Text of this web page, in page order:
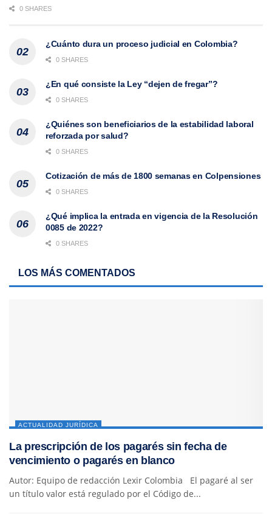
0 SHARES
¿Cuánto dura un proceso judicial en Colombia?
0 SHARES
¿En qué consiste la Ley “dejen de fregar”?
0 SHARES
¿Quiénes son beneficiarios de la estabilidad laboral
reforzada por salud?
0 SHARES
Cotización de más de 1800 semanas en Colpensiones
0 SHARES
¿Qué implica la entrada en vigencia de la Resolución
0085 de 2022?
0 SHARES
LOS MÁS COMENTADOS
ACTUALIDAD JURÍDICA
La prescripción de los pagarés sin fecha de
vencimiento o pagarés en blanco
Autor: Equipo de redacción Lexir Colombia El pagaré al ser
un título valor está regulado por el Código de...